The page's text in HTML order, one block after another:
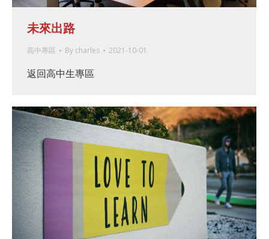
未來出路
高中專區 By charles 2021-10-01
返回高中生專區